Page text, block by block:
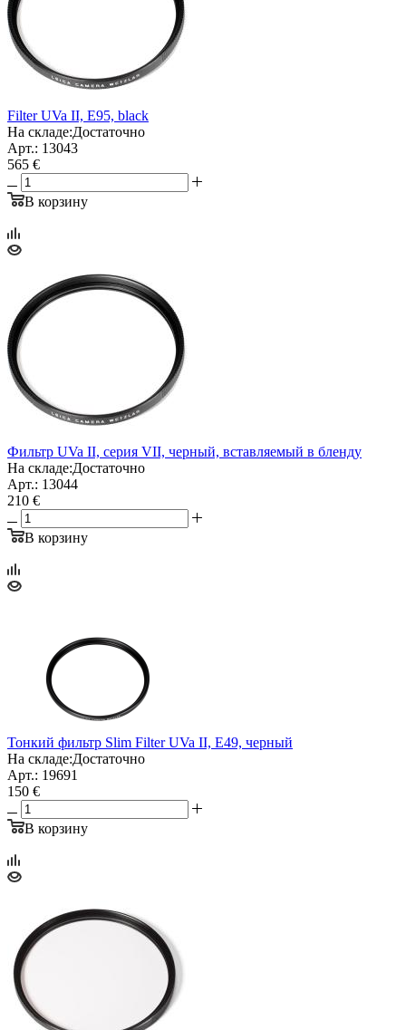
Filter UVa II, E95, black
На складе:Достаточно
Арт.: 13043
565 €
В корзину
Фильтр UVa II, серия VII, черный, вставляемый в бленду
На складе:Достаточно
Арт.: 13044
210 €
В корзину
Тонкий фильтр Slim Filter UVa II, E49, черный
На складе:Достаточно
Арт.: 19691
150 €
В корзину